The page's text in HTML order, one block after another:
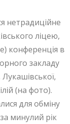
нетрадиційне
ліцею,
конференція в
закладу
(на фото).
для обміну
минулий рік